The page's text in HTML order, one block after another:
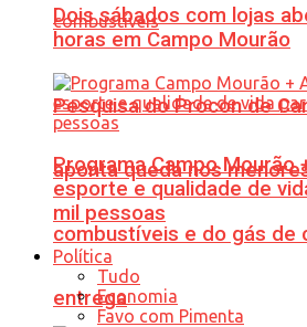
Pesquisa do Procon de
aponta queda nos
combustíveis e do gás de
entrega
Dois sábados com lojas
horas em Campo Mourão
Programa Campo Mourão
esporte e qualidade de
mil pessoas
Política
Tudo
Economia
Favo com Pimenta